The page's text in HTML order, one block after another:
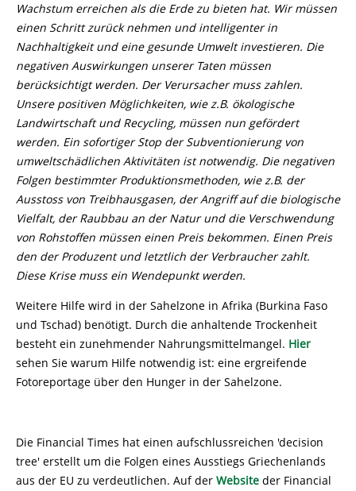
Wachstum erreichen als die Erde zu bieten hat. Wir müssen
einen Schritt zurück nehmen und intelligenter in
Nachhaltigkeit und eine gesunde Umwelt investieren. Die
negativen Auswirkungen unserer Taten müssen
berücksichtigt werden. Der Verursacher muss zahlen.
Unsere positiven Möglichkeiten, wie z.B. ökologische
Landwirtschaft und Recycling, müssen nun gefördert
werden. Ein sofortiger Stop der Subventionierung von
umweltschädlichen Aktivitäten ist notwendig. Die negativen
Folgen bestimmter Produktionsmethoden, wie z.B. der
Ausstoss von Treibhausgasen, der Angriff auf die biologische
Vielfalt, der Raubbau an der Natur und die Verschwendung
von Rohstoffen müssen einen Preis bekommen. Einen Preis
den der Produzent und letztlich der Verbraucher zahlt.
Diese Krise muss ein Wendepunkt werden.
Weitere Hilfe wird in der Sahelzone in Afrika (Burkina Faso
und Tschad) benötigt. Durch die anhaltende Trockenheit
besteht ein zunehmender Nahrungsmittelmangel. Hier
sehen Sie warum Hilfe notwendig ist: eine ergreifende
Fotoreportage über den Hunger in der Sahelzone.
Die Financial Times hat einen aufschlussreichen 'decision
tree' erstellt um die Folgen eines Ausstiegs Griechenlands
aus der EU zu verdeutlichen. Auf der Website der Financial